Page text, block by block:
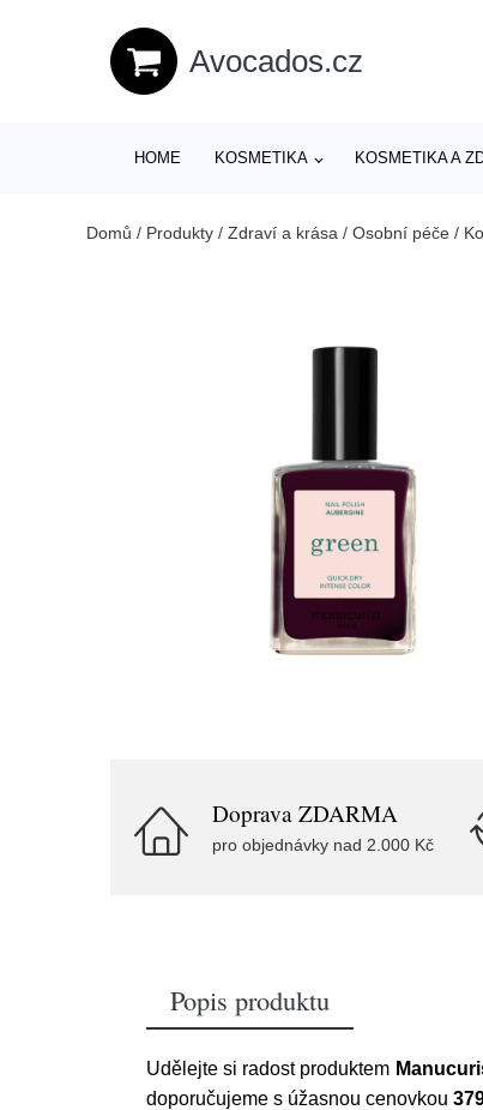
Avocados.cz
HOME KOSMETIKA KOSMETIKA A
Domů / Produkty / Zdraví a krása / Osobní péče /
Doprava ZDARMA
pro objednávky nad 2.000 Kč
Popis produktu
Udělejte si radost produktem
doporučujeme s úžasnou cenovkou